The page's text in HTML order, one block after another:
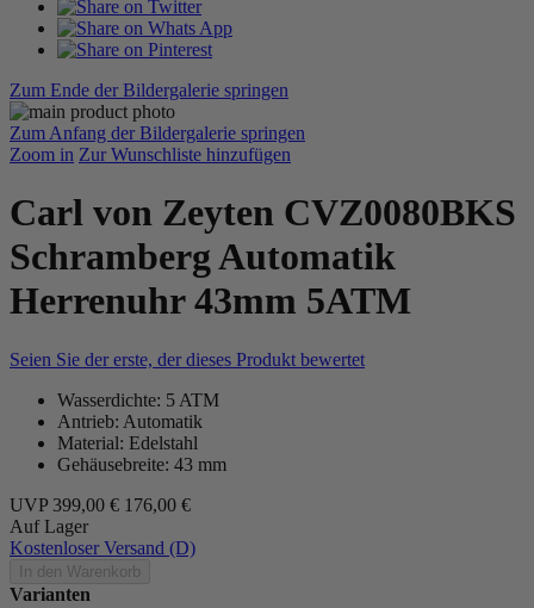
Zum Ende der Bildergalerie springen
Zum Anfang der Bildergalerie springen
Zoom in Zur Wunschliste hinzufügen
Carl von Zeyten CVZ0080BKS
Schramberg Automatik
Herrenuhr 43mm 5ATM
Seien Sie der erste, der dieses Produkt bewertet
Wasserdichte: 5 ATM
Antrieb: Automatik
Material: Edelstahl
Gehäusebreite: 43 mm
UVP 399,00 € 176,00 €
Auf Lager
Kostenloser Versand (D)
In den Warenkorb
Varianten